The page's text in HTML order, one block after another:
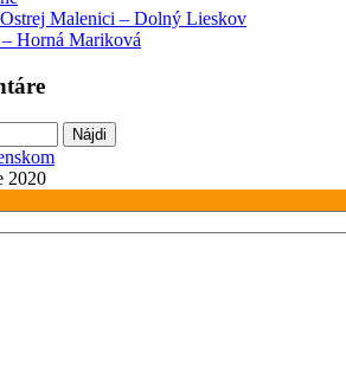
Malenici – Dolný Lieskov
Horná Mariková
2020